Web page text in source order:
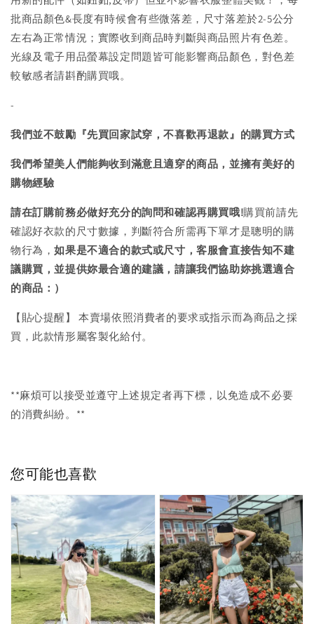
批商品顏色&長度有時候會有些微落差，尺寸落差於2-5公分
左右為正常情況；實際收到商品時判斷與商品照片有色差。
光線及電子用品螢幕設定問題皆可能影響商品顏色，對色差
較敏感者請斟酌購買哦。
-
我們並不鼓勵『先買回家試穿，不喜歡再退款』的購買方式
我們希望美人們能夠收到滿意且適穿的商品，並擁有美好的
購物經驗
請在訂購前務必做好充分的詢問和確認再購買哦!購買前請先
確認好衣款的尺寸數據，判斷符合所需再下單才是聰明的購
物行為，如果是不適合的款式或尺寸，客服會直接告知不建
議購買，並提供妳最合適的建議，請讓我們協助妳挑選適合
的商品：）
【貼心提醒】 本賣場依照消費者的要求或指示而為商品之採
買，此款情形屬客製化給付。
**麻煩可以接受並遵守上述規定者再下標，以免造成不必要
的消費糾紛。**
您可能也喜歡